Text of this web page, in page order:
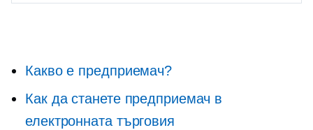
Какво е предприемач?
Как да станете предприемач в
електронната търговия